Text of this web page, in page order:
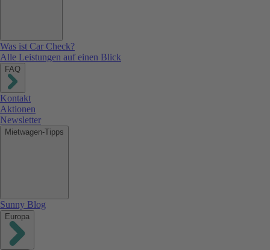
Was ist Car Check?
Alle Leistungen auf einen Blick
FAQ
Kontakt
Aktionen
Newsletter
Mietwagen-Tipps
Sunny Blog
Europa